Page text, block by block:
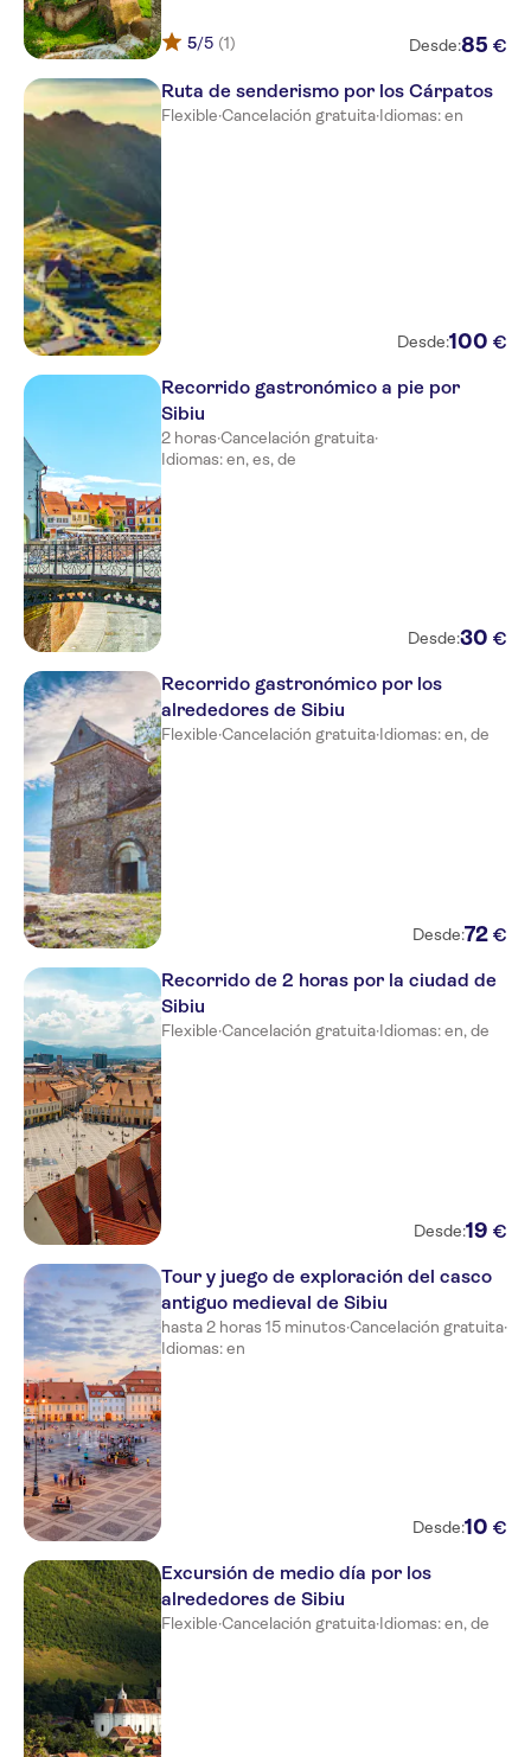
5/5 (1) Desde:85 €
Ruta de senderismo por los Cárpatos
Flexible·Cancelación gratuita·Idiomas: en
Desde:100 €
Recorrido gastronómico a pie por
Sibiu
2 horas·Cancelación gratuita·
Idiomas: en, es, de
Desde:30 €
Recorrido gastronómico por los
alrededores de Sibiu
Flexible·Cancelación gratuita·Idiomas: en, de
Desde:72 €
Recorrido de 2 horas por la ciudad de
Sibiu
Flexible·Cancelación gratuita·Idiomas: en, de
Desde:19 €
Tour y juego de exploración del casco
antiguo medieval de Sibiu
hasta 2 horas 15 minutos·Cancelación gratuita·
Idiomas: en
Desde:10 €
Excursión de medio día por los
alrededores de Sibiu
Flexible·Cancelación gratuita·Idiomas: en, de